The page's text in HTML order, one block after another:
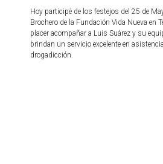
Hoy participé de los festejos del 25 de
Brochero de la Fundación Vida Nueva en
placer acompañar a Luis Suárez y su
brindan un servicio excelente en
drogadicción.